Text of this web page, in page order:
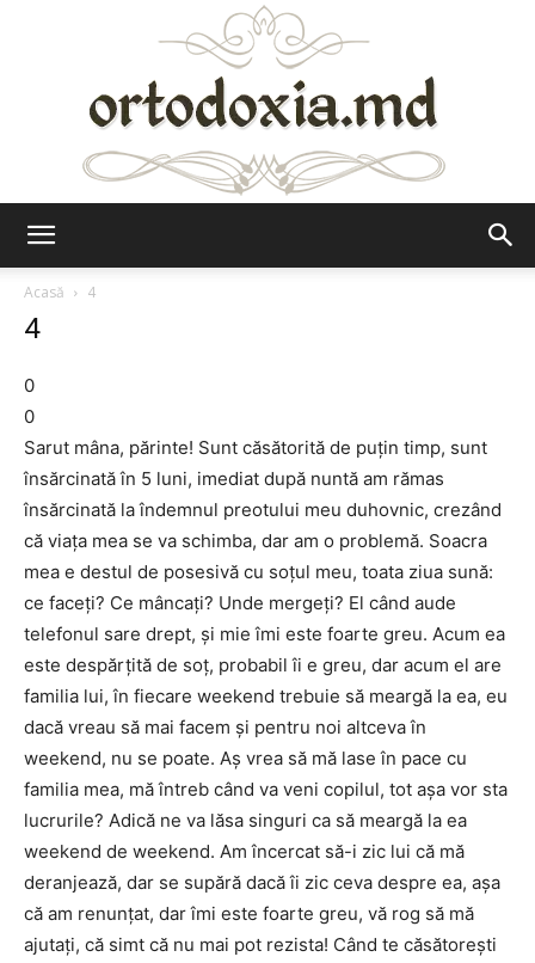
Acasă
4
4
0
0
Sarut mâna, părinte! Sunt căsătorită de puțin timp, sunt
însărcinată în 5 luni, imediat după nuntă am rămas
însărcinată la îndemnul preotului meu duhovnic, crezând
că viața mea se va schimba, dar am o problemă. Soacra
mea e destul de posesivă cu soțul meu, toata ziua sună:
ce faceți? Ce mâncați? Unde mergeți? El când aude
telefonul sare drept, și mie îmi este foarte greu. Acum ea
este despărțită de soț, probabil îi e greu, dar acum el are
familia lui, în fiecare weekend trebuie să meargă la ea, eu
dacă vreau să mai facem și pentru noi altceva în
weekend, nu se poate. Aș vrea să mă lase în pace cu
familia mea, mă întreb când va veni copilul, tot așa vor sta
lucrurile? Adică ne va lăsa singuri ca să meargă la ea
weekend de weekend. Am încercat să-i zic lui că mă
deranjează, dar se supără dacă îi zic ceva despre ea, așa
că am renunțat, dar îmi este foarte greu, vă rog să mă
ajutați, că simt că nu mai pot rezista! Când te căsătorești